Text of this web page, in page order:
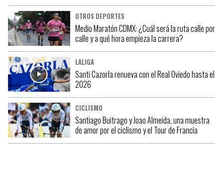
OTROS DEPORTES
Medio Maratón CDMX: ¿Cuál será la ruta calle por
calle y a qué hora empieza la carrera?
LALIGA
Santi Cazorla renueva con el Real Oviedo hasta el
2026
CICLISMO
Santiago Buitrago y Joao Almeida, una muestra
de amor por el ciclismo y el Tour de Francia